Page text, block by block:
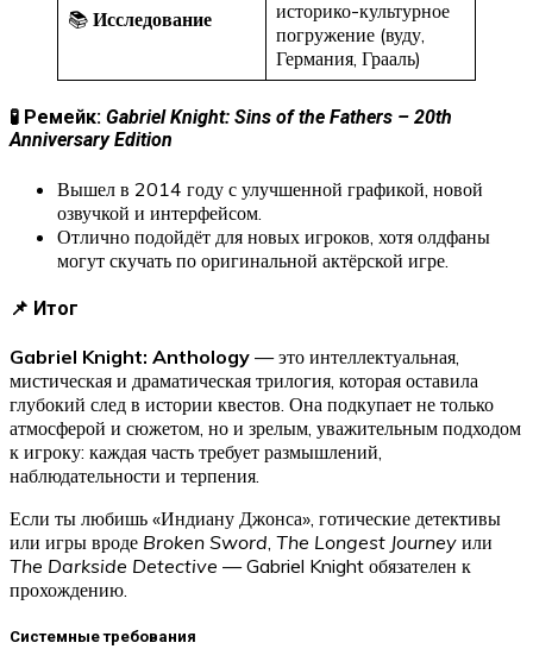
📚 Исследование
историко-культурное
погружение (вуду,
Германия, Грааль)
🧪 Ремейк: Gabriel Knight: Sins of the Fathers – 20th
Anniversary Edition
Вышел в 2014 году с улучшенной графикой, новой
озвучкой и интерфейсом.
Отлично подойдёт для новых игроков, хотя олдфаны
могут скучать по оригинальной актёрской игре.
📌 Итог
Gabriel Knight: Anthology — это интеллектуальная,
мистическая и драматическая трилогия, которая оставила
глубокий след в истории квестов. Она подкупает не только
атмосферой и сюжетом, но и зрелым, уважительным подходом
к игроку: каждая часть требует размышлений,
наблюдательности и терпения.
Если ты любишь «Индиану Джонса», готические детективы
или игры вроде Broken Sword, The Longest Journey или
The Darkside Detective — Gabriel Knight обязателен к
прохождению.
Системные требования